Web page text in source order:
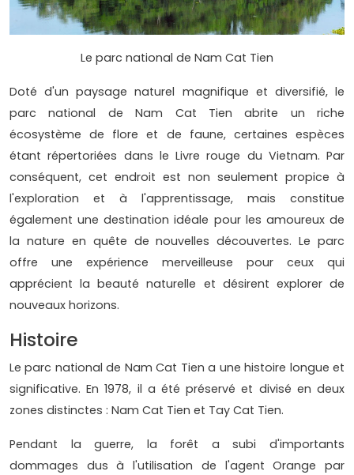
Le parc national de Nam Cat Tien
Doté d'un paysage naturel magnifique et diversifié, le
parc national de Nam Cat Tien abrite un riche
écosystème de flore et de faune, certaines espèces
étant répertoriées dans le Livre rouge du Vietnam. Par
conséquent, cet endroit est non seulement propice à
l'exploration et à l'apprentissage, mais constitue
également une destination idéale pour les amoureux de
la nature en quête de nouvelles découvertes. Le parc
offre une expérience merveilleuse pour ceux qui
apprécient la beauté naturelle et désirent explorer de
nouveaux horizons.
Histoire
Le parc national de Nam Cat Tien a une histoire longue et
significative. En 1978, il a été préservé et divisé en deux
zones distinctes : Nam Cat Tien et Tay Cat Tien.
Pendant la guerre, la forêt a subi d'importants
dommages dus à l'utilisation de l'agent Orange par